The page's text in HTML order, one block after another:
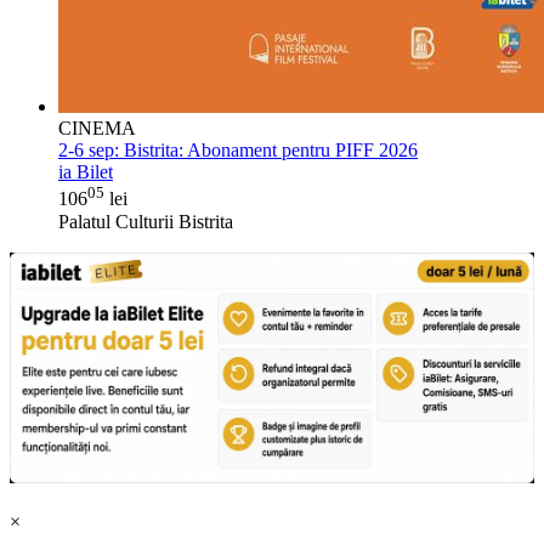
CINEMA
2-6 sep: Bistrita: Abonament pentru PIFF 2026
ia Bilet
10605 lei
Palatul Culturii Bistrita
×